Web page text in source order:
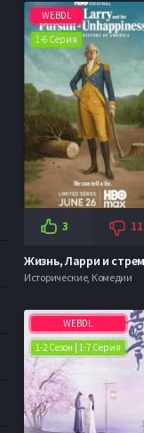
WEBDL
1-6 Серия
3 11
Исторические, Комедии
WEBDL
1-2 Сезон | 1-7 Серия